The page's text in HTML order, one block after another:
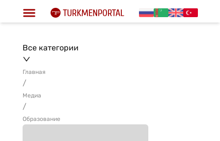
Все категории
Главная
/
Медиа
/
Образование